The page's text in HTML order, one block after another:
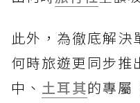
此外，為徹底解決
何時旅遊更同步推
中、 土耳其的專屬